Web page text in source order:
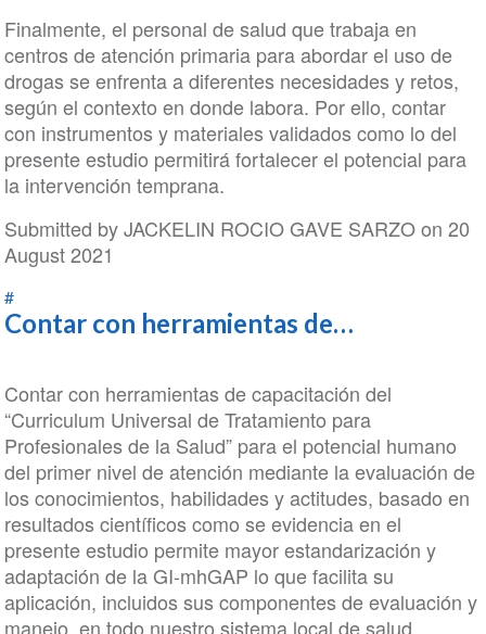
Finalmente, el personal de salud que trabaja en
centros de atención primaria para abordar el uso de
drogas se enfrenta a diferentes necesidades y retos,
según el contexto en donde labora. Por ello, contar
con instrumentos y materiales validados como lo del
presente estudio permitirá fortalecer el potencial para
la intervención temprana.
Submitted byJACKELIN ROCIO GAVE SARZOon 20
August 2021
#
Contar con herramientas de…
Contar con herramientas de capacitación del
“Curriculum Universal de Tratamiento para
Profesionales de la Salud” para el potencial humano
del primer nivel de atención mediante la evaluación de
los conocimientos, habilidades y actitudes, basado en
resultados científicos como se evidencia en el
presente estudio permite mayor estandarización y
adaptación de la GI-mhGAP lo que facilita su
aplicación, incluidos sus componentes de evaluación y
manejo, en todo nuestro sistema local de salud,